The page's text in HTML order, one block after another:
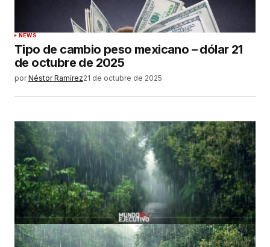
NEWS
Tipo de cambio peso mexicano – dólar 21
de octubre de 2025
por Néstor Ramírez21 de octubre de 2025